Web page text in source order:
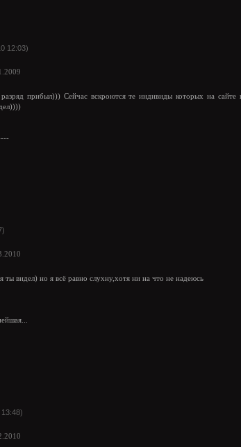
12:03)
прибыл))) Сейчас вскроются те индивиды которых на сайте
ты видел) но я всё равно слухну,хотя ни на что не надеюсь